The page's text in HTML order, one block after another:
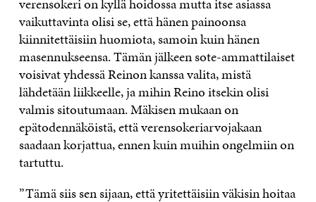
verensokeri on kyllä hoidossa mutta itse asiassa
vaikuttavinta olisi se, että hänen painoonsa
kiinnitettäisiin huomiota, samoin kuin hänen
masennukseensa. Tämän jälkeen sote-ammattilaiset
voisivat yhdessä Reinon kanssa valita, mistä
lähdetään liikkeelle, ja mihin Reino itsekin olisi
valmis sitoutumaan. Mäkisen mukaan on
epätodennäköistä, että verensokeriarvojakaan
saadaan korjattua, ennen kuin muihin ongelmiin on
tartuttu.
”Tämä siis sen sijaan, että yritettäisiin väkisin hoitaa